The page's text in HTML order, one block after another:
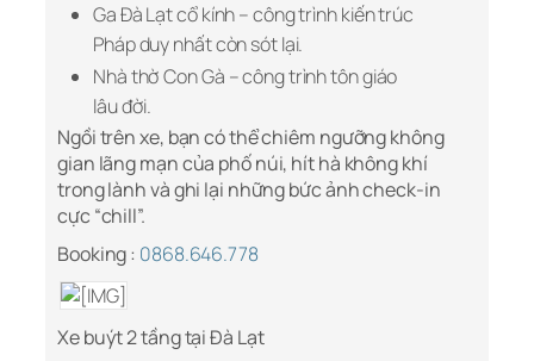
Ga Đà Lạt cổ kính – công trình kiến trúc
Pháp duy nhất còn sót lại.
Nhà thờ Con Gà – công trình tôn giáo
lâu đời.
Ngồi trên xe, bạn có thể chiêm ngưỡng không
gian lãng mạn của phố núi, hít hà không khí
trong lành và ghi lại những bức ảnh check-in
cực “chill”.
Booking : 0868.646.778
Xe buýt 2 tầng tại Đà Lạt